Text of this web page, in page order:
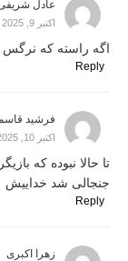
عادل
اکتبر 9, 2025 at 9:03 ق.ظ
اگه راسته که
Reply
فرشید
اکتبر 10, 2025 at 7:28 ب.ظ
تا حالا نبوده که
جنجالی شد خداییش
Reply
زهرا اکبری